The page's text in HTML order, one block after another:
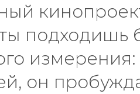
ты подходишь
измерения:
он